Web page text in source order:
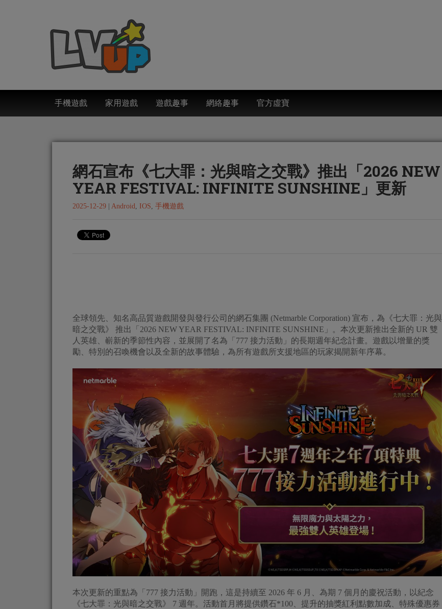
手機遊戲 家用遊戲 遊戲趣事 網絡趣事 官方虛寶
網石宣布《七大罪：光與暗之交戰》推出「2026 NEW
YEAR FESTIVAL: INFINITE SUNSHINE」更新
2025-12-29 Android, IOS, 手機遊戲
全球領先、知名高品質遊戲開發與發行公司的網石集團 (Netmarble Corporation) 宣布，為《七大罪：光與
暗之交戰》 推出「2026 NEW YEAR FESTIVAL: INFINITE SUNSHINE」。本次更新推出全新的 UR 雙
人英雄、嶄新的季節性內容，並展開了名為「777 接力活動」的長期週年紀念計畫。遊戲以增量的獎
勵、特別的召喚機會以及全新的故事體驗，為所有遊戲所支援地區的玩家揭開新年序幕。
本次更新的重點為「777 接力活動」開跑，這是持續至 2026 年 6 月、為期 7 個月的慶祝活動，以紀念
《七大罪：光與暗之交戰》 7 週年。活動首月將提供鑽石*100、提升的抽獎紅利點數加成、特殊優惠券